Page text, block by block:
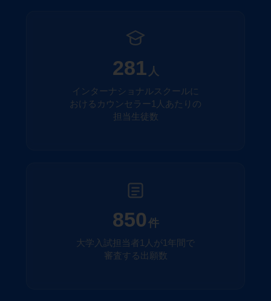
281 人
インターナショナルスクールに
おけるカウンセラー1人あたりの
担当生徒数
850 件
大学入試担当者1人が1年間で
審査する出願数